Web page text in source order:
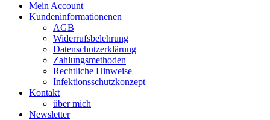
Mein Account
Kundeninformationenen
AGB
Widerrufsbelehrung
Datenschutzerklärung
Zahlungsmethoden
Rechtliche Hinweise
Infektionsschutzkonzept
Kontakt
über mich
Newsletter